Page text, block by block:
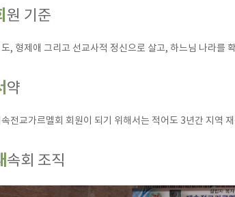
회원 기준
, 형제애 그리고 선교사적 정신으로 살고, 하느님 나라를
서약
전교가르멜회 회원이 되기 위해서는 적어도 3년간 지역
재속회 조직